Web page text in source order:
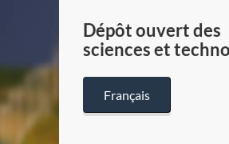
Dépôt ouvert des
sciences et
Français